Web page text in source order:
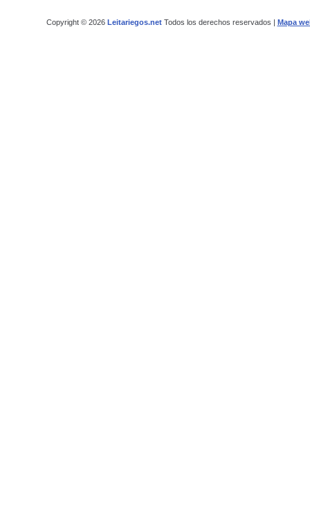
Copyright © 2026 Leitariegos.netTodos los derechos reservados | Mapa